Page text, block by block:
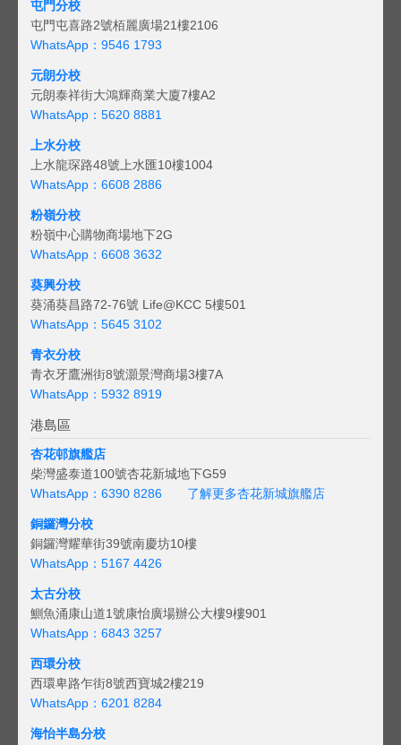
屯門分校
屯門屯喜路2號栢麗廣場21樓2106
WhatsApp：9546 1793
元朗分校
元朗泰祥街大鴻輝商業大廈7樓A2
WhatsApp：5620 8881
上水分校
上水龍琛路48號上水匯10樓1004
WhatsApp：6608 2886
粉嶺分校
粉嶺中心購物商場地下2G
WhatsApp：6608 3632
葵興分校
葵涌葵昌路72-76號 Life@KCC 5樓501
WhatsApp：5645 3102
青衣分校
青衣牙鷹洲街8號灝景灣商場3樓7A
WhatsApp：5932 8919
港島區
杏花邨旗艦店
柴灣盛泰道100號杏花新城地下G59
WhatsApp：6390 8286
了解更多杏花新城旗艦店
銅鑼灣分校
銅鑼灣耀華街39號南慶坊10樓
WhatsApp：5167 4426
太古分校
鰂魚涌康山道1號康怡廣場辦公大樓9樓901
WhatsApp：6843 3257
西環分校
西環卑路乍街8號西寶城2樓219
WhatsApp：6201 8284
海怡半島分校